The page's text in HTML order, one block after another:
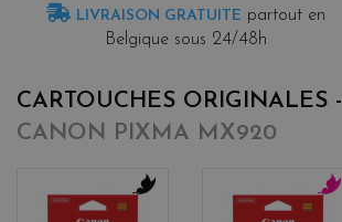
LIVRAISON GRATUITE partout en
Belgique sous 24/48h
CARTOUCHES ORIGINALES -
CANON PIXMA MX920